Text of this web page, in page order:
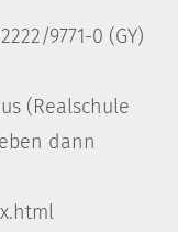
9771-0 (GY)
(Realschule
dann